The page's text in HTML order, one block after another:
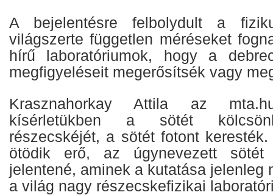
A bejelentésre felbolydult a
világszerte független méréseket
hírű laboratóriumok, hogy a
megfigyeléseit megerősítsék vagy
Krasznahorkay Attila az
kísérletükben a sötét
részecskéjét, a sötét fotont
ötödik erő, az úgynevezett sötét
jelentené, aminek a kutatása jelenleg
a világ nagy részecskefizikai